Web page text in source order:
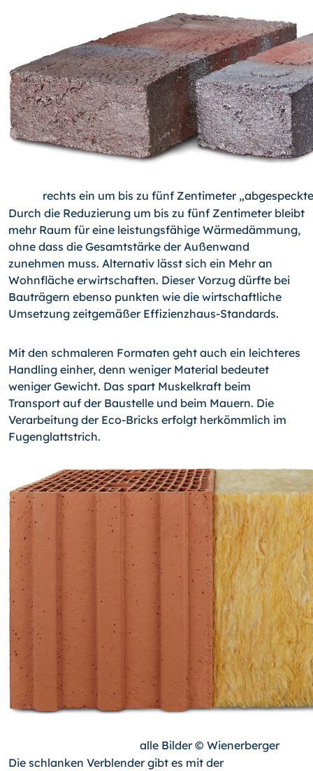
rechts ein um bis zu fünf Zentimeter
Durch die Reduzierung um bis zu fünf Zentimeter bleibt
mehr Raum für eine leistungsfähige Wärmedämmung,
ohne dass die Gesamtstärke der Außenwand
zunehmen muss. Alternativ lässt sich ein Mehr an
Wohnfläche erwirtschaften. Dieser Vorzug dürfte bei
Bauträgern ebenso punkten wie die wirtschaftliche
Umsetzung zeitgemäßer Effizienzhaus-Standards.
Mit den schmaleren Formaten geht auch ein leichteres
Handling einher, denn weniger Material bedeutet
weniger Gewicht. Das spart Muskelkraft beim
Transport auf der Baustelle und beim Mauern. Die
Verarbeitung der Eco-Bricks erfolgt herkömmlich im
Fugenglattstrich.
alle Bilder © Wienerberger
Die schlanken Verblender gibt es mit der